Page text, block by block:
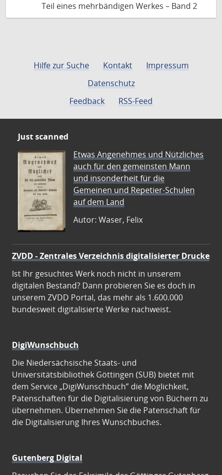
Teil eines mehrbändigen Werkes – Band 2
Hilfe zur Suche Kontakt
Impressum
Datenschutz
Feedback
RSS-Feed
Just scanned
Etwas Angenehmes und Nützliches
auch für den gemeinsten Mann
und insonderheit für die
Gemeinen und Repetier-Schulen
auf dem Land
Autor: Waser, Felix
ZVDD - Zentrales Verzeichnis digitalisierter Drucke
Ist Ihr gesuchtes Werk noch nicht in unserem
digitalen Bestand? Dann probieren Sie es doch in
unserem ZVDD Portal, das mehr als 1.600.000
bundesweit digitalisierte Werke nachweist.
DigiWunschbuch
Die Niedersächsische Staats- und
Universitätsbibliothek Göttingen (SUB) bietet mit
dem Service „DigiWunschbuch” die Möglichkeit,
Patenschaften für die Digitalisierung von Büchern zu
übernehmen. Übernehmen Sie die Patenschaft für
die Digitalisierung Ihres Wunschbuches.
Gutenberg Digital